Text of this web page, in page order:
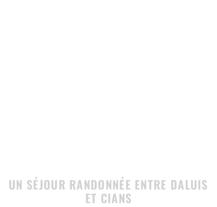
UN SÉJOUR RANDONNÉE ENTRE DALUIS
ET CIANS